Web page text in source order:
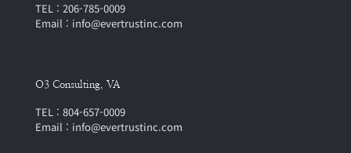
TEL : 206-785-0009
Email : info@evertrustinc.com
O3 Consulting, VA
TEL : 804-657-0009
Email : info@evertrustinc.com